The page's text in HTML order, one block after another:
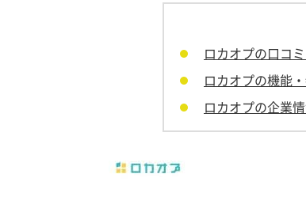
ロカオプの口コミ
ロカオプの機能
ロカオプの企業